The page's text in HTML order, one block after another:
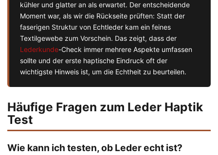
kühler und glatter an als erwartet. Der entscheidende
Moment war, als wir die Rückseite prüften: Statt der
faserigen Struktur von Echtleder kam ein feines
Textilgewebe zum Vorschein. Das zeigt, dass der
Lederkunde-Check immer mehrere Aspekte umfassen
sollte und der erste haptische Eindruck oft der
wichtigste Hinweis ist, um die Echtheit zu beurteilen.
Häufige Fragen zum Leder Haptik
Test
Wie kann ich testen, ob Leder echt ist?